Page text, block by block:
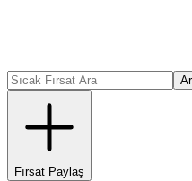
Fırsat Paylaş